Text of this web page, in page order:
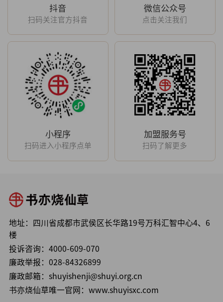
抖音
扫码关注官方抖音
微信公众号
点击关注我们
小程序
扫码进入小程序点单
加盟服务号
扫码了解更多
地址：四川省成都市武侯区长华路19号万科汇智中心4、6
楼
投诉咨询： 4000-609-070
廉政举报： 028-84326899
廉政邮箱：shuyishenji@shuyi.org.cn
书亦烧仙草唯一官网：www.shuyisxc.com